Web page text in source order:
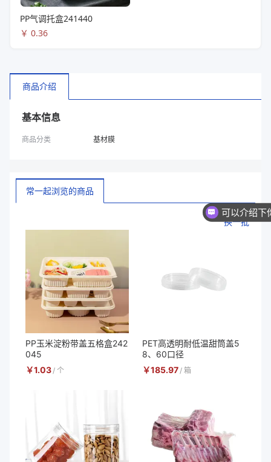
PP气调托盒241440
￥ 0.36
商品介绍
基本信息
商品分类 基材膜
常一起浏览的商品
换一批
PP玉米淀粉带盖五格盒242
045
￥1.03 / 个
PET高透明耐低温甜筒盖5
8、60口径
￥185.97 / 箱